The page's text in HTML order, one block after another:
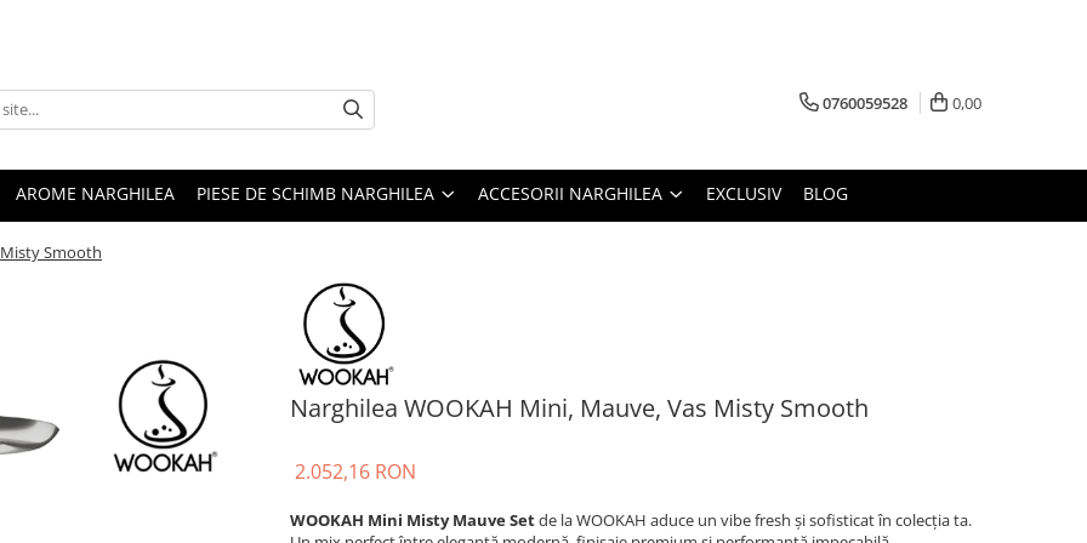
0760059528 0,00
AROME NARGHILEA PIESE DE SCHIMB NARGHILEA ACCESORII NARGHILEA EXCLUSIV BLOG
Smooth
Narghilea WOOKAH Mini, Mauve, Vas Misty Smooth
2.052,16 RON
WOOKAH Mini Misty Mauve Setde la WOOKAH aduce un vibe fresh și sofisticat în colecția ta.